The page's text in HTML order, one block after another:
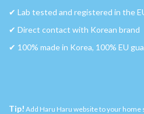
✔︎ Lab tested and registered in the
✔︎ Direct contact with Korean brand
✔︎ 100% made in Korea, 100% EU
Tip! Add Haru Haru website to your home